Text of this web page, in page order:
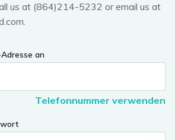
us at (864)214-5232 or email us at
an
Telefonnummer verwenden